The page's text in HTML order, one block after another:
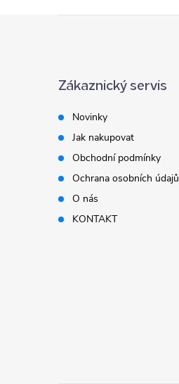
Zákaznický servis
Novinky
Jak nakupovat
Obchodní podmínky
Ochrana osobních údajů
O nás
KONTAKT